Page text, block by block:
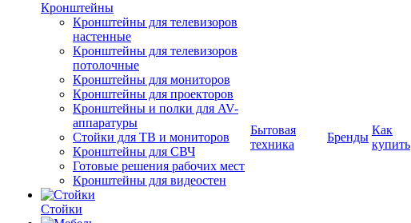
Кронштейны
Кронштейны для телевизоров
настенные
Кронштейны для телевизоров
потолочные
Кронштейны для мониторов
Кронштейны для проекторов
Кронштейны и полки для AV-
аппаратуры
Стойки для ТВ и мониторов
Кронштейны для СВЧ
Готовые решения рабочих мест
Кронштейны для видеостен
Стойки
Бытовая
техника
Бренды
Как
купить